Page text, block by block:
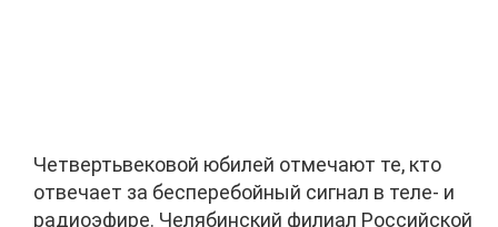
Четвертьвековой юбилей отмечают те, кто
отвечает за бесперебойный сигнал в теле- и
радиоэфире. Челябинский филиал Российской